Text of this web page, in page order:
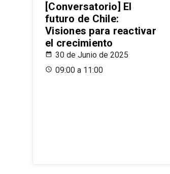
[Conversatorio] El
futuro de Chile:
Visiones para reactivar
el crecimiento
30 de Junio de 2025
09:00 a 11:00